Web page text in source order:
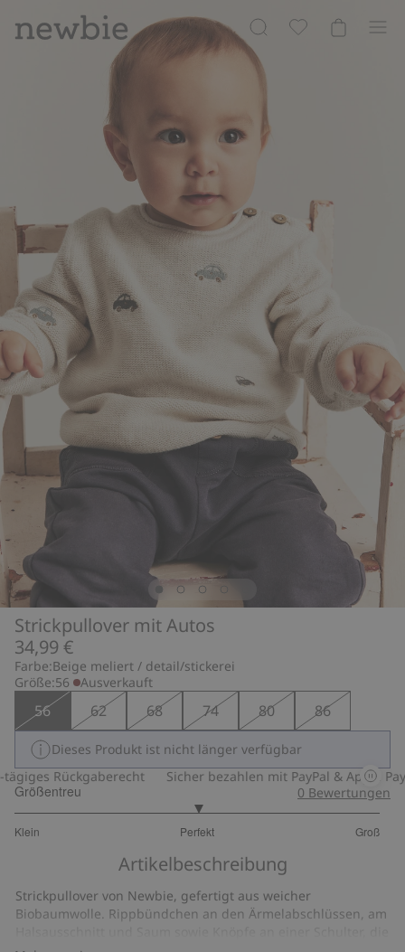
Strickpullover mit Autos
34,99 €
Farbe:Beige meliert / detail/stickerei
Größe:56 Ausverkauft
56 62 68 74 80 86
Dieses Produkt ist nicht länger verfügbar
Rückgaberecht
Sicher bezahlen mit PayPal & Apple Pay
Größentreu
Klein Perfekt Groß
von
6
Bewertungen
0 Bewertungen
Artikelbeschreibung
Strickpullover von Newbie, gefertigt aus weicher
Biobaumwolle. Rippbündchen an den Ärmelabschlüssen, am